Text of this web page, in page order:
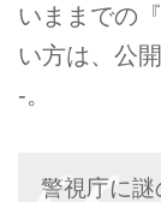
いままでの
い方は、公
-。
警視庁に